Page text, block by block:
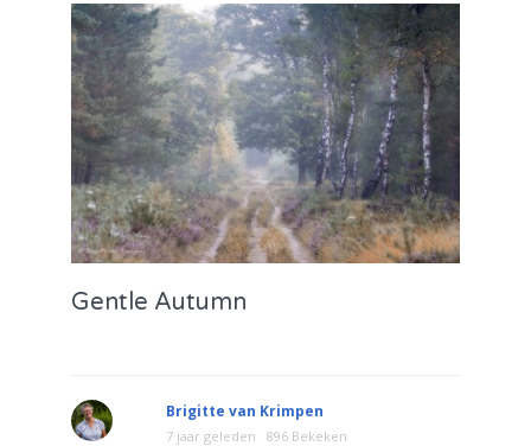
Gentle Autumn
Brigitte van Krimpen
7 jaar geleden 896 Bekeken